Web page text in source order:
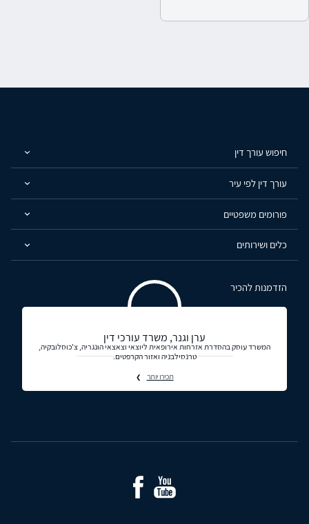
חיפוש עורך דין
עורך דין לפי עיר
פורומים משפטיים
כלים ושירותים
הזדמנות להכיר
ערן וגנר, משרד עורכי דין
המשרד עוסק בהסדרת אזרחות אירופאית ליוצאי וצאצאי הונגריה, צ'כוסלובקיה,
טרנסילבניה ואזור הקרפטים.
תכירו יותר